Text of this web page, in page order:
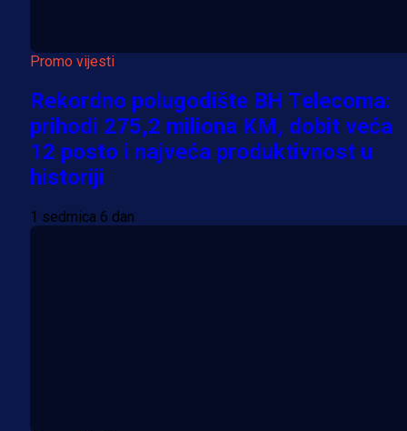
Promo vijesti
Rekordno polugodište BH Telecoma:
prihodi 275,2 miliona KM, dobit veća
12 posto i najveća produktivnost u
historiji
1 sedmica 6 dan